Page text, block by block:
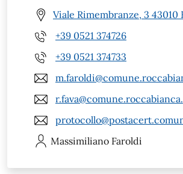
Viale Rimembranze, 3 43010
+39 0521 374726
+39 0521 374733
Massimiliano Faroldi